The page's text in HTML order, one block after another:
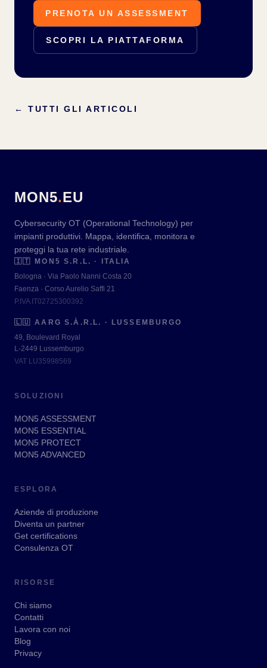
PRENOTA UN ASSESSMENT
SCOPRI LA PIATTAFORMA
←TUTTI GLI ARTICOLI
MON5.EU
Cybersecurity OT (Operational Technology) per
impianti produttivi. Mappa, identifica, monitora e
proteggi la tua rete industriale.
🇮🇹
MON5 S.R.L. · ITALIA
Bologna · Via Paolo Nanni Costa 20
Faenza · Corso Aurelio Saffi 21
P.IVA IT02725300392
🇱🇺
AARG S.À.R.L. · LUSSEMBURGO
49, Boulevard Royal
L-2449 Lussemburgo
VAT LU35998569
SOLUZIONI
MON5 ASSESSMENT
MON5 ESSENTIAL
MON5 PROTECT
MON5 ADVANCED
ESPLORA
Aziende di produzione
Diventa un partner
Get certifications
Consulenza OT
RISORSE
Chi siamo
Contatti
Lavora con noi
Blog
Privacy